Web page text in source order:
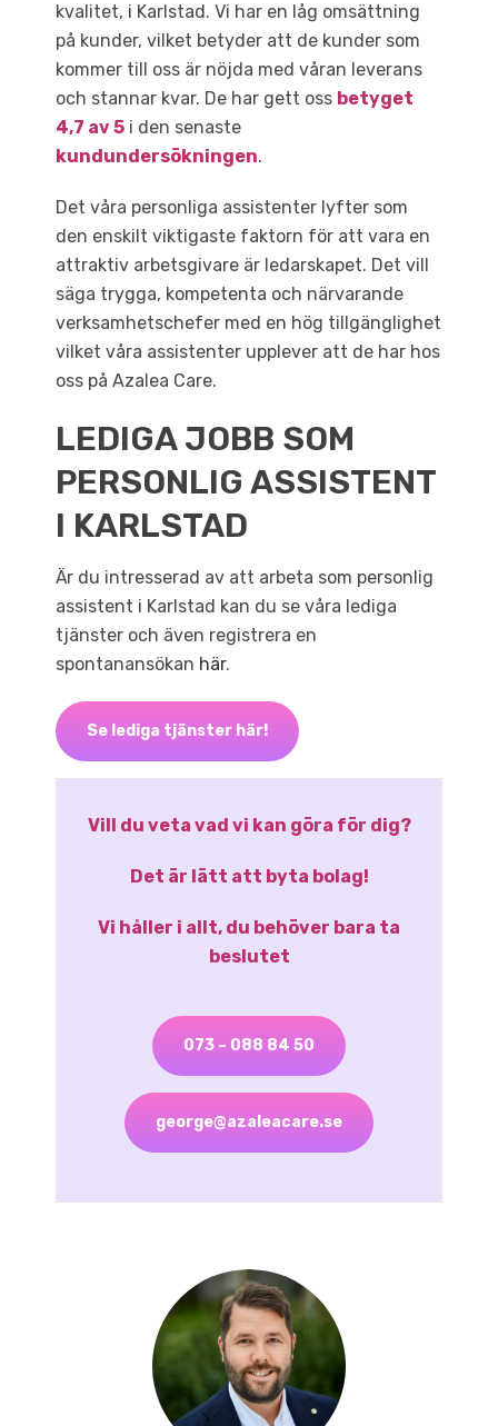
kvalitet, i Karlstad. Vi har en låg omsättning
på kunder, vilket betyder att de kunder som
kommer till oss är nöjda med våran leverans
och stannar kvar. De har gett oss betyget
4,7 av 5 i den senaste
kundundersökningen.
Det våra personliga assistenter lyfter som
den enskilt viktigaste faktorn för att vara en
attraktiv arbetsgivare är ledarskapet. Det vill
säga trygga, kompetenta och närvarande
verksamhetschefer med en hög tillgänglighet
vilket våra assistenter upplever att de har hos
oss på Azalea Care.
LEDIGA JOBB SOM
PERSONLIG ASSISTENT
I KARLSTAD
Är du intresserad av att arbeta som personlig
assistent i Karlstad kan du se våra lediga
tjänster och även registrera en
spontanansökan här.
Se lediga tjänster här!
Vill du veta vad vi kan göra för dig?
Det är lätt att byta bolag!
Vi håller i allt, du behöver bara ta
beslutet
073 – 088 84 50
george@azaleacare.se